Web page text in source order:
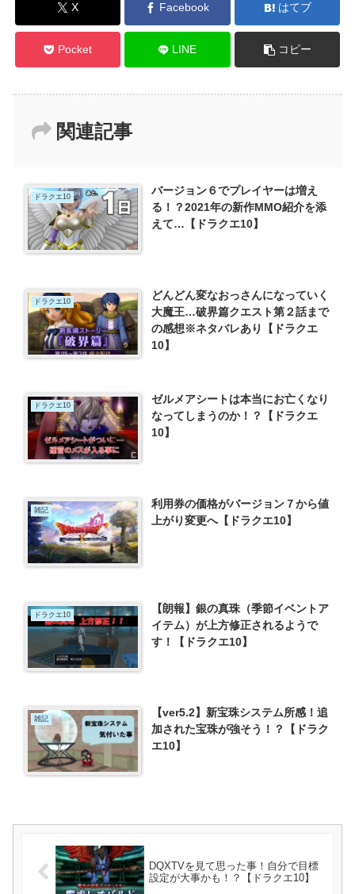
X Facebook はてブ
Pocket LINE コピー
関連記事
ドラクエ10
バージョン６でプレイヤーは増え
る！？2021年の新作MMO紹介を添
えて…【ドラクエ10】
ドラクエ10
どんどん変なおっさんになっていく
大魔王…破界篇クエスト第２話まで
の感想※ネタバレあり【ドラクエ
10】
ドラクエ10
ゼルメアシートは本当にお亡くなり
なってしまうのか！？【ドラクエ
10】
雑記
利用券の価格がバージョン７から値
上がり変更へ【ドラクエ10】
ドラクエ10
【朗報】銀の真珠（季節イベントア
イテム）が上方修正されるようで
す！【ドラクエ10】
雑記
【ver5.2】新宝珠システム所感！追
加された宝珠が強そう！？【ドラク
エ10】
DQXTVを見て思った事！自分で目標
設定が大事かも！？【ドラクエ10】